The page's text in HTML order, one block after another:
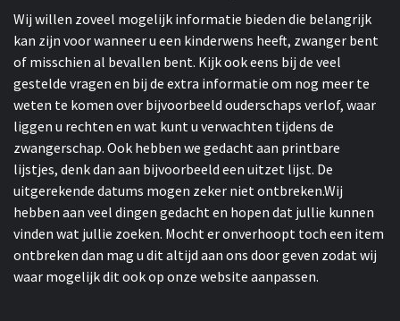
Wij willen zoveel mogelijk informatie bieden die belangrijk
kan zijn voor wanneer u een kinderwens heeft, zwanger bent
of misschien al bevallen bent. Kijk ook eens bij de veel
gestelde vragen en bij de extra informatie om nog meer te
weten te komen over bijvoorbeeld ouderschaps verlof, waar
liggen u rechten en wat kunt u verwachten tijdens de
zwangerschap. Ook hebben we gedacht aan printbare
lijstjes, denk dan aan bijvoorbeeld een uitzet lijst. De
uitgerekende datums mogen zeker niet ontbreken.Wij
hebben aan veel dingen gedacht en hopen dat jullie kunnen
vinden wat jullie zoeken. Mocht er onverhoopt toch een item
ontbreken dan mag u dit altijd aan ons door geven zodat wij
waar mogelijk dit ook op onze website aanpassen.